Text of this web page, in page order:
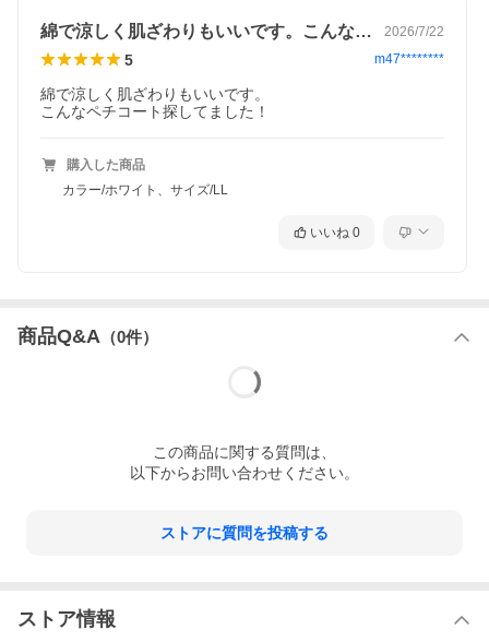
綿で涼しく肌ざわりもいいです。こんなペ… 2026/7/22
5 m47********
綿で涼しく肌ざわりもいいです。
購入した商品
カラー/ホワイト、サイズ/LL
いいね 0
商品Q&A （0件）
この商品に関する質問は、
以下からお問い合わせください。
ストアに質問を投稿する
ストア情報